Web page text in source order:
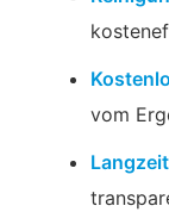
vom